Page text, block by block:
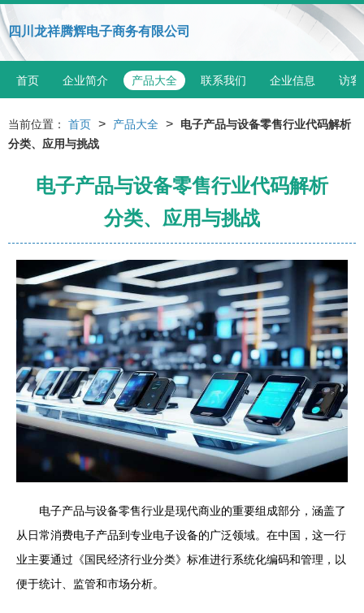
四川龙祥腾辉电子商务有限公司
首页 企业简介 产品大全 联系我们 企业信息 访客
当前位置： 首页 > 产品大全 >
电子产品与设备零售行业代码解析
分类、应用与挑战
电子产品与设备零售行业代码解析
分类、应用与挑战
电子产品与设备零售行业是现代商业的重要组成部分，涵盖了
从日常消费电子产品到专业电子设备的广泛领域。在中国，这一行
业主要通过《国民经济行业分类》标准进行系统化编码和管理，以
便于统计、监管和市场分析。